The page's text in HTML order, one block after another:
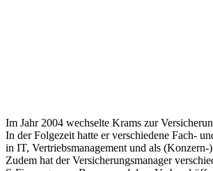
Im Jahr 2004 wechselte Krams zur
In der Folgezeit hatte er verschiedene Fach-
in IT, Vertriebsmanagement und als (Konzern-
Zudem hat der Versicherungsmanager